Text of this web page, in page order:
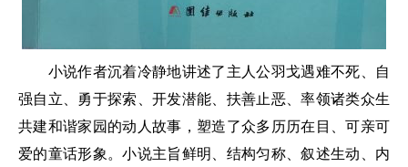
小说作者沉着冷静地讲述了主人公羽戈遇难不死、自
强自立、勇于探索、开发潜能、扶善止恶、率领诸类众生
共建和谐家园的动人故事，塑造了众多历历在目、可亲可
爱的童话形象。小说主旨鲜明、结构匀称、叙述生动、内